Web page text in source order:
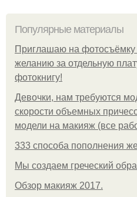
Популярные материалы
Приглашаю на фотосъёмку
желанию за отдельную
фотокнигу!
Девочки, нам требуются
скорости объемных
модели на макияж (все
333 способа пополнения
Мы создаем греческий
Обзор макияж 2017.